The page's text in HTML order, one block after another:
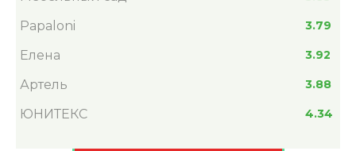
Papaloni 3.79
Елена 3.92
Артель 3.88
ЮНИТЕКС 4.34